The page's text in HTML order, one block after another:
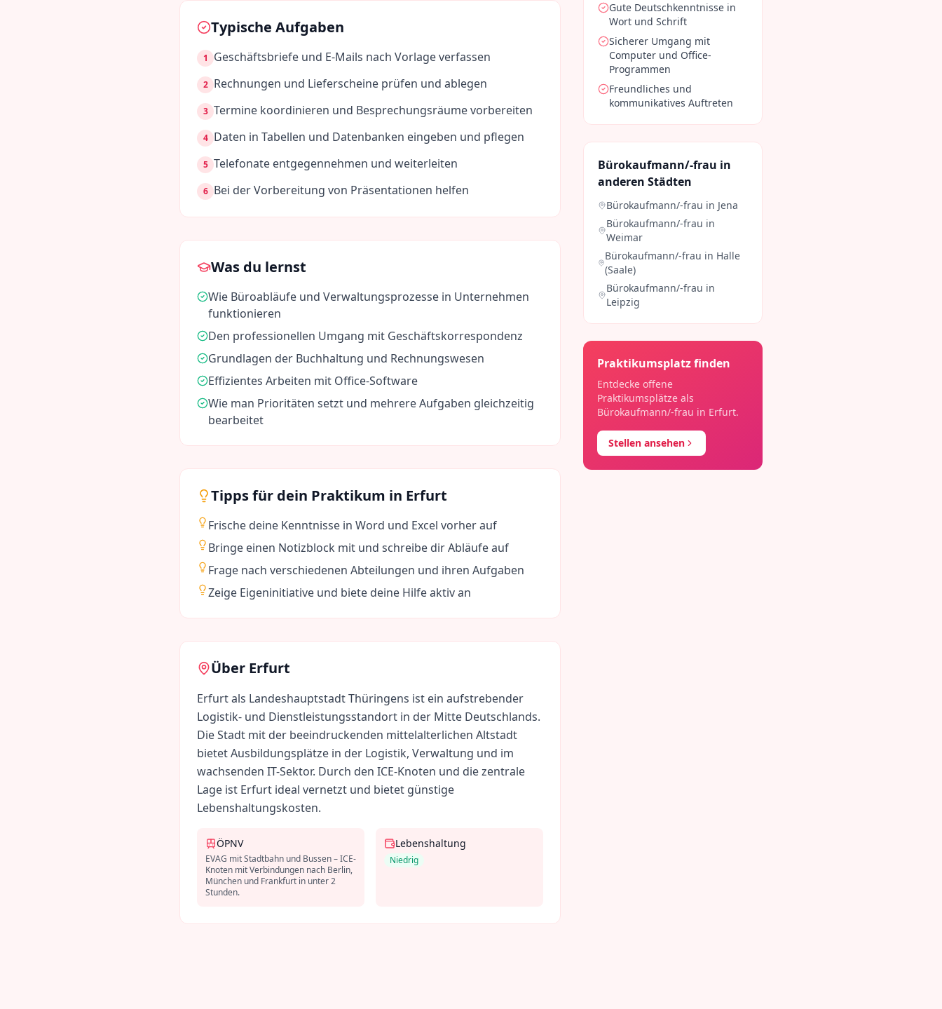
Typische Aufgaben
1 Geschäftsbriefe und E-Mails nach Vorlage verfassen
2 Rechnungen und Lieferscheine prüfen und ablegen
3 Termine koordinieren und Besprechungsräume vorbereiten
4 Daten in Tabellen und Datenbanken eingeben und pflegen
5 Telefonate entgegennehmen und weiterleiten
6 Bei der Vorbereitung von Präsentationen helfen
Was du lernst
Wie Büroabläufe und Verwaltungsprozesse in Unternehmen
funktionieren
Den professionellen Umgang mit Geschäftskorrespondenz
Grundlagen der Buchhaltung und Rechnungswesen
Effizientes Arbeiten mit Office-Software
Wie man Prioritäten setzt und mehrere Aufgaben gleichzeitig
bearbeitet
Tipps für dein Praktikum in Erfurt
Frische deine Kenntnisse in Word und Excel vorher auf
Bringe einen Notizblock mit und schreibe dir Abläufe auf
Frage nach verschiedenen Abteilungen und ihren Aufgaben
Zeige Eigeninitiative und biete deine Hilfe aktiv an
Über Erfurt
Erfurt als Landeshauptstadt Thüringens ist ein aufstrebender
Logistik- und Dienstleistungsstandort in der Mitte Deutschlands.
Die Stadt mit der beeindruckenden mittelalterlichen Altstadt
bietet Ausbildungsplätze in der Logistik, Verwaltung und im
wachsenden IT-Sektor. Durch den ICE-Knoten und die zentrale
Lage ist Erfurt ideal vernetzt und bietet günstige
Lebenshaltungskosten.
ÖPNV
EVAG mit Stadtbahn und Bussen – ICE-
Knoten mit Verbindungen nach Berlin,
München und Frankfurt in unter 2
Stunden.
Lebenshaltung
Niedrig
Gute Deutschkenntnisse in
Wort und Schrift
Sicherer Umgang mit
Computer und Office-
Programmen
Freundliches und
kommunikatives Auftreten
Bürokaufmann/-frau in
anderen Städten
Bürokaufmann/-frau in Jena
Bürokaufmann/-frau in
Weimar
Bürokaufmann/-frau in Halle
(Saale)
Bürokaufmann/-frau in
Leipzig
Praktikumsplatz finden
Entdecke offene
Praktikumsplätze als
Bürokaufmann/-frau in Erfurt.
Stellen ansehen